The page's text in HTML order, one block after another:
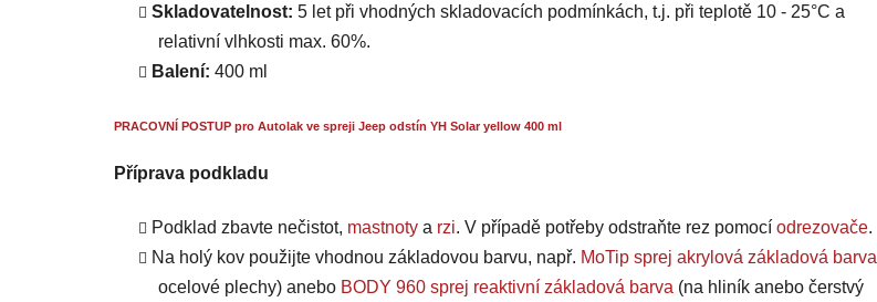
Skladovatelnost: 5 let při vhodných skladovacích podmínkách, t.j. při teplotě 10 - 25°C a
relativní vlhkosti max. 60%.
Balení: 400 ml
PRACOVNÍ POSTUP pro Autolak ve spreji Jeep odstín YH Solar yellow 400 ml
Příprava podkladu
Podklad zbavte nečistot, mastnoty a rzi. V případě potřeby odstraňte rez pomocí odrezovače.
Na holý kov použijte vhodnou základovou barvu, např. MoTip sprej akrylová základová barva
ocelové plechy) anebo BODY 960 sprej reaktivní základová barva (na hliník anebo čerstvý